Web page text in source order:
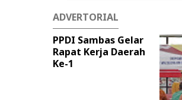
ADVERTORIAL
PPDI Sambas Gelar
Rapat Kerja Daerah
Ke-1